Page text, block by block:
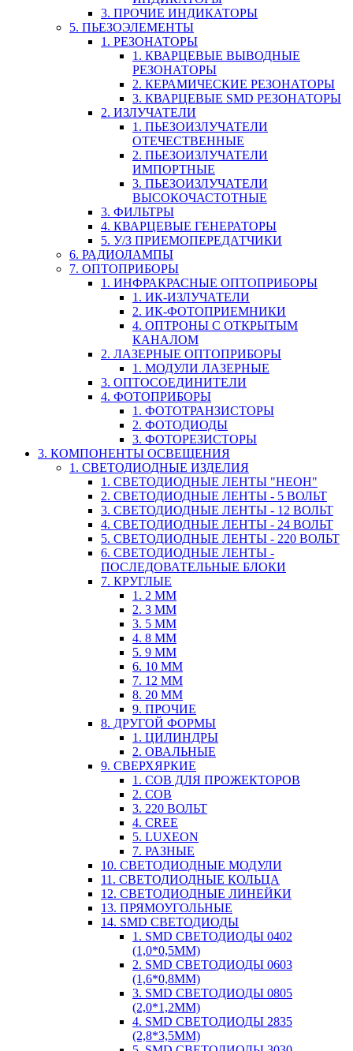
3. ПРОЧИЕ ИНДИКАТОРЫ
5. ПЬЕЗОЭЛЕМЕНТЫ
1. РЕЗОНАТОРЫ
1. КВАРЦЕВЫЕ ВЫВОДНЫЕ
РЕЗОНАТОРЫ
2. КЕРАМИЧЕСКИЕ РЕЗОНАТОРЫ
3. КВАРЦЕВЫЕ SMD РЕЗОНАТОРЫ
2. ИЗЛУЧАТЕЛИ
1. ПЬЕЗОИЗЛУЧАТЕЛИ
ОТЕЧЕСТВЕННЫЕ
2. ПЬЕЗОИЗЛУЧАТЕЛИ
ИМПОРТНЫЕ
3. ПЬЕЗОИЗЛУЧАТЕЛИ
ВЫСОКОЧАСТОТНЫЕ
3. ФИЛЬТРЫ
4. КВАРЦЕВЫЕ ГЕНЕРАТОРЫ
5. У/З ПРИЕМОПЕРЕДАТЧИКИ
6. РАДИОЛАМПЫ
7. ОПТОПРИБОРЫ
1. ИНФРАКРАСНЫЕ ОПТОПРИБОРЫ
1. ИК-ИЗЛУЧАТЕЛИ
2. ИК-ФОТОПРИЕМНИКИ
4. ОПТРОНЫ С ОТКРЫТЫМ
КАНАЛОМ
2. ЛАЗЕРНЫЕ ОПТОПРИБОРЫ
1. МОДУЛИ ЛАЗЕРНЫЕ
3. ОПТОСОЕДИНИТЕЛИ
4. ФОТОПРИБОРЫ
1. ФОТОТРАНЗИСТОРЫ
2. ФОТОДИОДЫ
3. ФОТОРЕЗИСТОРЫ
3. КОМПОНЕНТЫ ОСВЕЩЕНИЯ
1. СВЕТОДИОДНЫЕ ИЗДЕЛИЯ
1. СВЕТОДИОДНЫЕ ЛЕНТЫ "НЕОН"
2. СВЕТОДИОДНЫЕ ЛЕНТЫ - 5 ВОЛЬТ
3. СВЕТОДИОДНЫЕ ЛЕНТЫ - 12 ВОЛЬТ
4. СВЕТОДИОДНЫЕ ЛЕНТЫ - 24 ВОЛЬТ
5. СВЕТОДИОДНЫЕ ЛЕНТЫ - 220 ВОЛЬТ
6. СВЕТОДИОДНЫЕ ЛЕНТЫ -
ПОСЛЕДОВАТЕЛЬНЫЕ БЛОКИ
7. КРУГЛЫЕ
1. 2 ММ
2. 3 ММ
3. 5 ММ
4. 8 ММ
5. 9 ММ
6. 10 ММ
7. 12 ММ
8. 20 ММ
9. ПРОЧИЕ
8. ДРУГОЙ ФОРМЫ
1. ЦИЛИНДРЫ
2. ОВАЛЬНЫЕ
9. СВЕРХЯРКИЕ
1. COB ДЛЯ ПРОЖЕКТОРОВ
2. COB
3. 220 ВОЛЬТ
4. CREE
5. LUXEON
7. РАЗНЫЕ
10. СВЕТОДИОДНЫЕ МОДУЛИ
11. СВЕТОДИОДНЫЕ КОЛЬЦА
12. СВЕТОДИОДНЫЕ ЛИНЕЙКИ
13. ПРЯМОУГОЛЬНЫЕ
14. SMD СВЕТОДИОДЫ
1. SMD СВЕТОДИОДЫ 0402
(1,0*0,5ММ)
2. SMD СВЕТОДИОДЫ 0603
(1,6*0,8ММ)
3. SMD СВЕТОДИОДЫ 0805
(2,0*1,2ММ)
4. SMD СВЕТОДИОДЫ 2835
(2,8*3,5ММ)